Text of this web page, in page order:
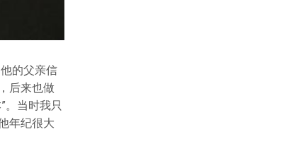
的父亲信
后来也做
。当时我只
年纪很大